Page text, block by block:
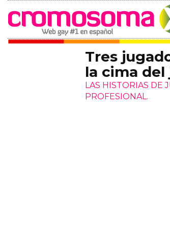
Tres
la cima
LAS HISTORIAS DE
PROFESIONAL.